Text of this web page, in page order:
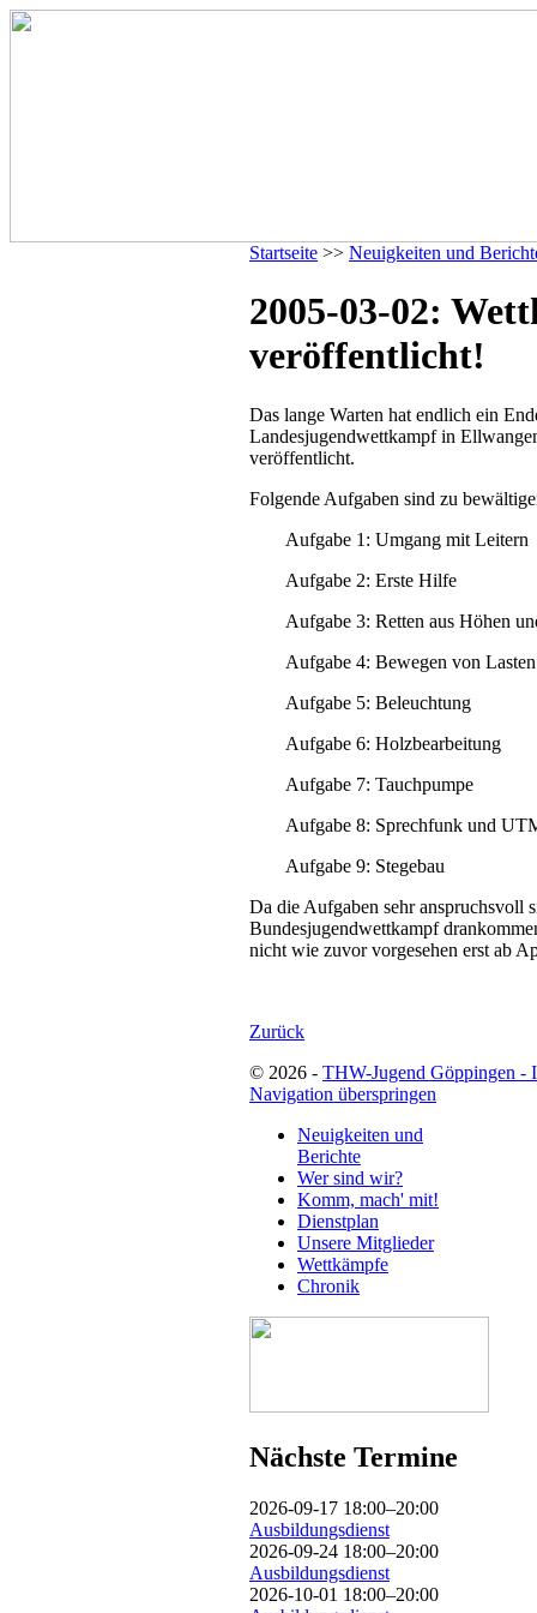
Startseite >> Neuigkeiten und
2005-03-02:
veröffentlicht!
Das lange Warten hat endlich ein
Landesjugendwettkampf in
veröffentlicht.
Folgende Aufgaben sind zu
Aufgabe 1: Umgang mit Leitern
Aufgabe 2: Erste Hilfe
Aufgabe 3: Retten aus Höhen
Aufgabe 4: Bewegen von
Aufgabe 5: Beleuchtung
Aufgabe 6: Holzbearbeitung
Aufgabe 7: Tauchpumpe
Aufgabe 8: Sprechfunk und
Aufgabe 9: Stegebau
Da die Aufgaben sehr anspruchsvoll
Bundesjugendwettkampf
nicht wie zuvor vorgesehen erst ab
Zurück
© 2026 - THW-Jugend Göppingen -
Navigation überspringen
Neuigkeiten und
Berichte
Wer sind wir?
Komm, mach' mit!
Dienstplan
Unsere Mitglieder
Wettkämpfe
Chronik
Nächste Termine
2026-09-17 18:00–20:00
Ausbildungsdienst
2026-09-24 18:00–20:00
Ausbildungsdienst
2026-10-01 18:00–20:00